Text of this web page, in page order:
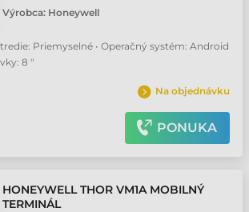
Výrobca: Honeywell
Priemyselné • Operačný systém: Android
8 "
Na objednávku
PONUKA
HONEYWELL THOR VM1A MOBILNÝ
TERMINÁL